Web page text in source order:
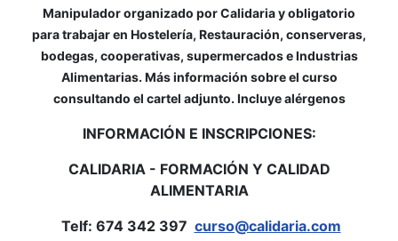
Manipulador organizado por Calidaria y obligatorio
para trabajar en Hostelería, Restauración, conserveras,
bodegas, cooperativas, supermercados e Industrias
Alimentarias. Más información sobre el curso
consultando el cartel adjunto. Incluye alérgenos
INFORMACIÓN E INSCRIPCIONES:
CALIDARIA - FORMACIÓN Y CALIDAD
ALIMENTARIA
Telf: 674 342 397 curso@calidaria.com